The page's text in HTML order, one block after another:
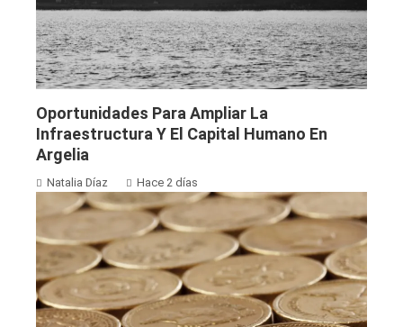
Oportunidades Para Ampliar La
Infraestructura Y El Capital Humano En
Argelia
Natalia Díaz Hace 2 días